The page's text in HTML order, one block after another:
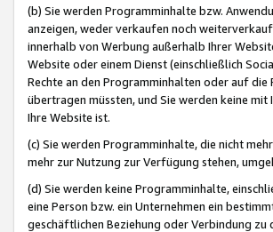
(b) Sie werden Programminhalte bzw.
anzeigen, weder verkaufen noch
innerhalb von Werbung außerhalb Ihrer
Website oder einem Dienst (einschließlich
Rechte an den Programminhalten oder auf
übertragen müssten, und Sie werden keine
Ihre Website ist.
(c) Sie werden Programminhalte, die nicht
mehr zur Nutzung zur Verfügung stehen,
(d) Sie werden keine Programminhalte,
eine Person bzw. ein Unternehmen ein
geschäftlichen Beziehung oder Verbindung